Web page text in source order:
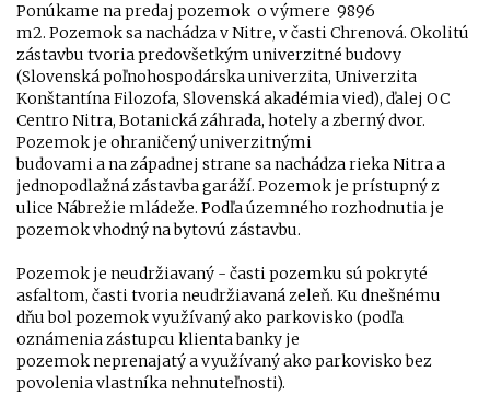
Ponúkame na predaj pozemok o výmere 9896
m2. Pozemok sa nachádza v Nitre, v časti Chrenová. Okolitú
zástavbu tvoria predovšetkým univerzitné budovy
(Slovenská poľnohospodárska univerzita, Univerzita
Konštantína Filozofa, Slovenská akadémia vied), ďalej OC
Centro Nitra, Botanická záhrada, hotely a zberný dvor.
Pozemok je ohraničený univerzitnými
budovami a na západnej strane sa nachádza rieka Nitra a
jednopodlažná zástavba garáží. Pozemok je prístupný z
ulice Nábrežie mládeže. Podľa územného rozhodnutia je
pozemok vhodný na bytovú zástavbu.
Pozemok je neudržiavaný - časti pozemku sú pokryté
asfaltom, časti tvoria neudržiavaná zeleň. Ku dnešnému
dňu bol pozemok využívaný ako parkovisko (podľa
oznámenia zástupcu klienta banky je
pozemok neprenajatý a využívaný ako parkovisko bez
povolenia vlastníka nehnuteľnosti).